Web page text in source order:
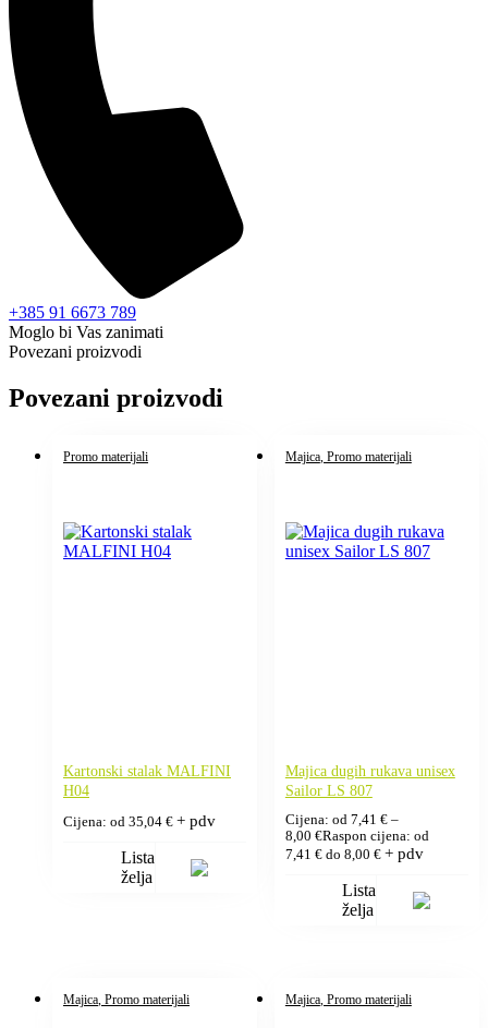
+385 91 6673 789
Moglo bi Vas zanimati
Povezani proizvodi
Povezani proizvodi
Promo materijali
Kartonski stalak MALFINI
H04
Cijena: od 35,04 € + pdv
Lista
želja
Majica, Promo materijali
Majica dugih rukava unisex
Sailor LS 807
Cijena: od 7,41 € –
8,00 €Raspon cijena: od
7,41 € do 8,00 € + pdv
Lista
želja
Majica , Promo materijali Majica, Promo materijali